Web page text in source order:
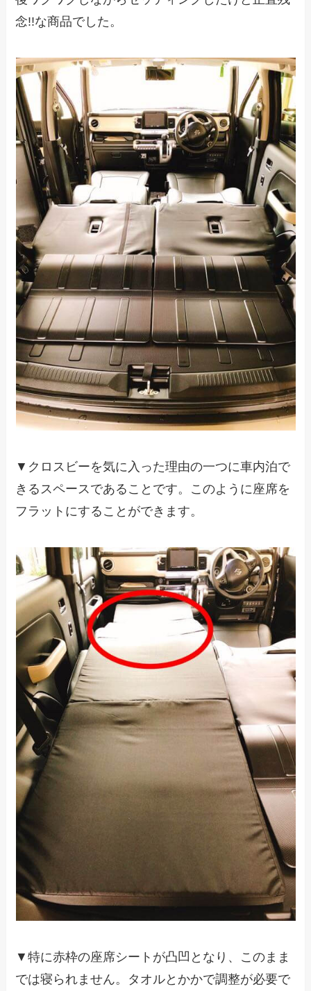
念!!な商品でした。
▼クロスビーを気に入った理由の一つに車内泊で
きるスペースであることです。このように座席を
フラットにすることができます。
▼特に赤枠の座席シートが凸凹となり、このまま
では寝られません。タオルとかかで調整が必要で